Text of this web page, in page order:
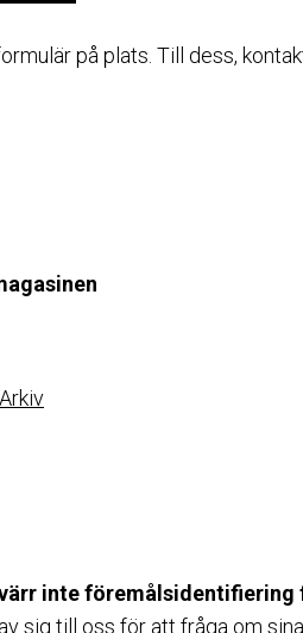
på plats. Till dess,
Arkiv
inte föremålsidentifiering
sig till oss för att fråga om sina